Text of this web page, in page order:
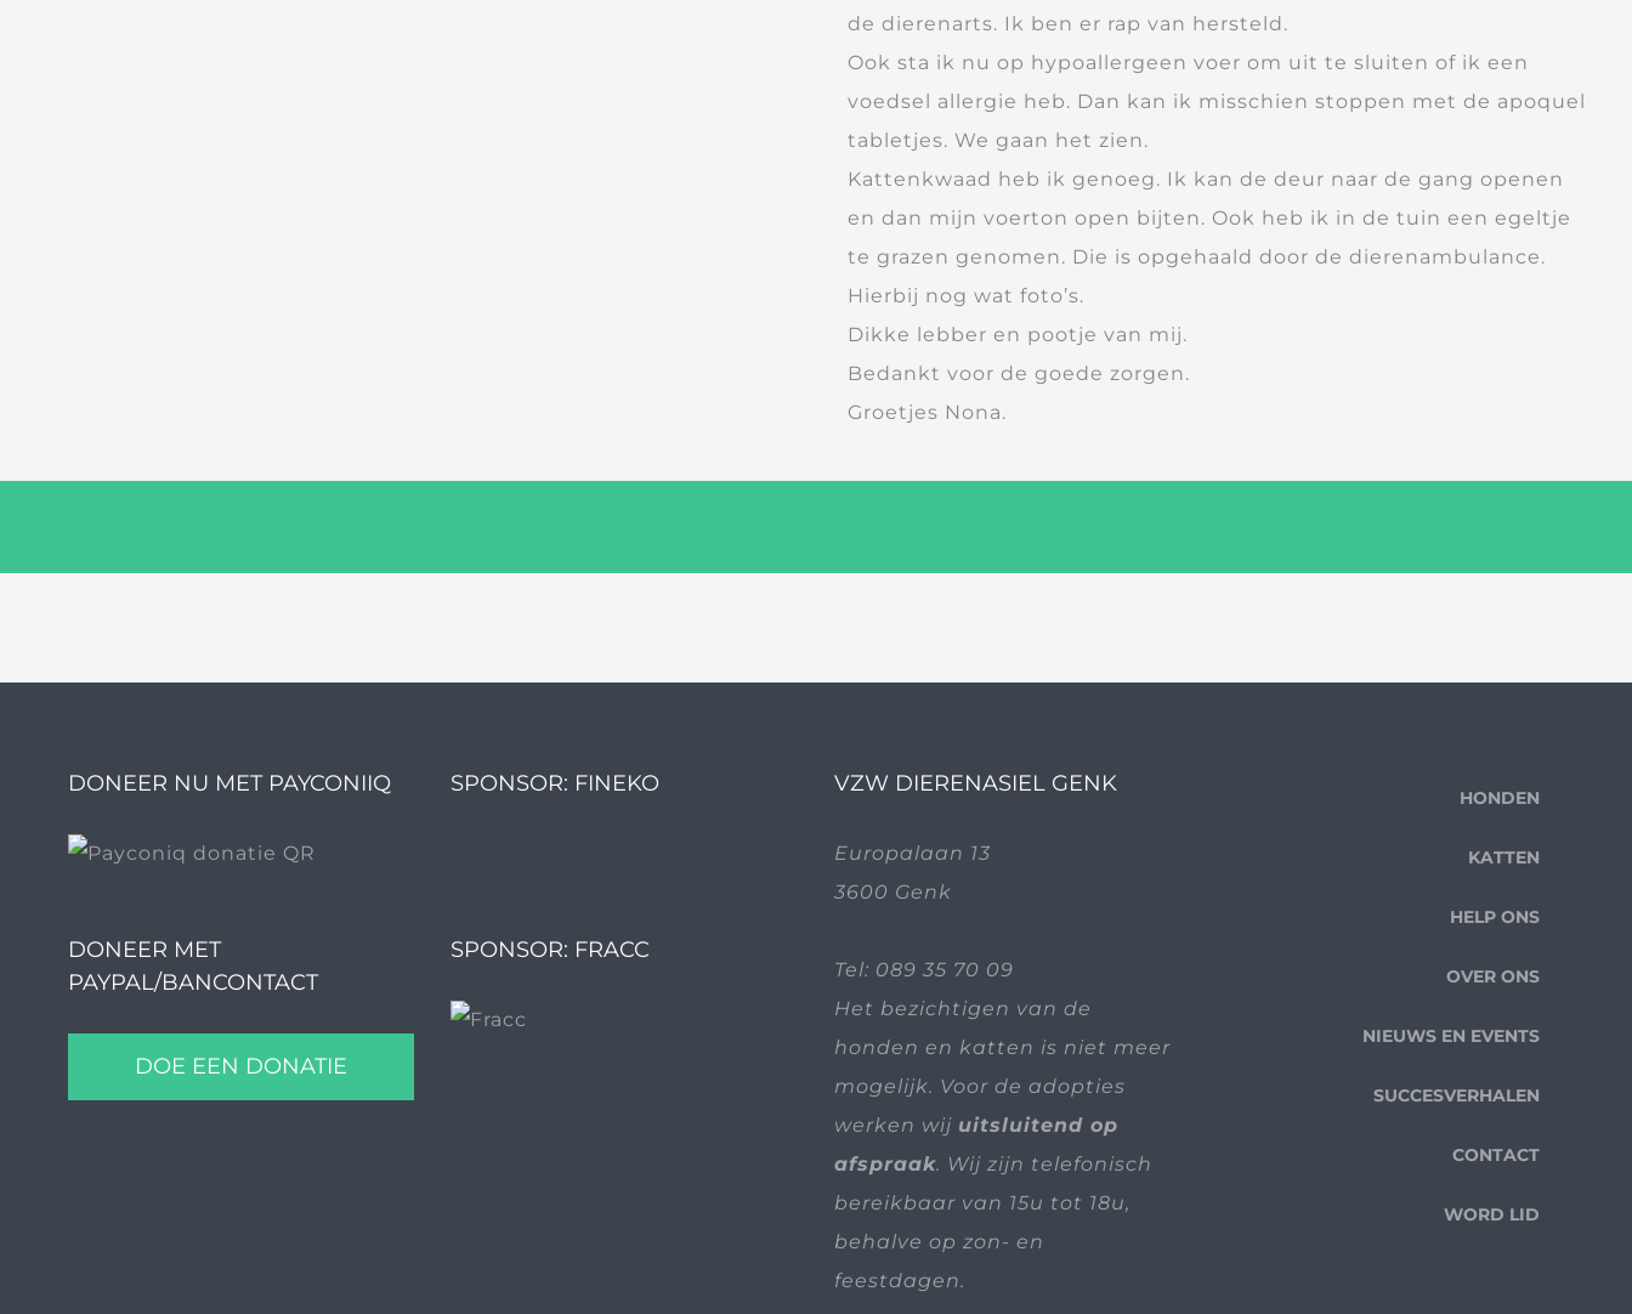
de dierenarts. Ik ben er rap van hersteld.
Ook sta ik nu op hypoallergeen voer om uit te sluiten of ik een
voedsel allergie heb. Dan kan ik misschien stoppen met de apoquel
tabletjes. We gaan het zien.
Kattenkwaad heb ik genoeg. Ik kan de deur naar de gang openen
en dan mijn voerton open bijten. Ook heb ik in de tuin een egeltje
te grazen genomen. Die is opgehaald door de dierenambulance.
Hierbij nog wat foto’s.
Dikke lebber en pootje van mij.
Bedankt voor de goede zorgen.
Groetjes Nona.
DONEER NU MET PAYCONIIQ
DONEER MET
PAYPAL/BANCONTACT
DOE EEN DONATIE
SPONSOR: FINEKO
SPONSOR: FRACC
VZW DIERENASIEL GENK
Europalaan 13
3600 Genk
Tel: 089 35 70 09
Het bezichtigen van de
honden en katten is niet meer
mogelijk. Voor de adopties
werken wij uitsluitend op
afspraak. Wij zijn telefonisch
bereikbaar van 15u tot 18u,
behalve op zon- en
feestdagen.
HONDEN
KATTEN
HELP ONS
OVER ONS
NIEUWS EN EVENTS
SUCCESVERHALEN
CONTACT
WORD LID